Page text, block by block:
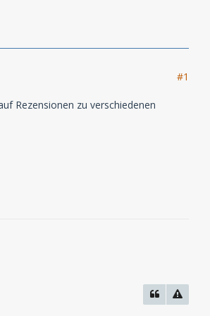
#1
Rezensionen zu verschiedenen